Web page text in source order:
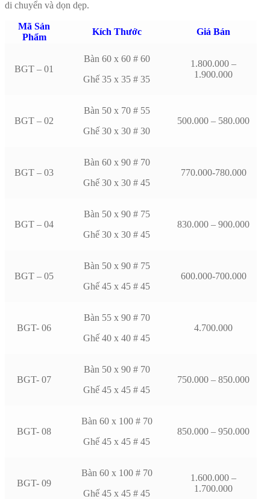
di chuyển và dọn dẹp.
Mã Sản
Phẩm
Kích Thước Giá Bán
BGT – 01
Bàn 60 x 60 # 60
Ghế 35 x 35 # 35
1.800.000 –
1.900.000
BGT – 02
Bàn 50 x 70 # 55
Ghế 30 x 30 # 30
500.000 – 580.000
BGT – 03
Bàn 60 x 90 # 70
Ghế 30 x 30 # 45
770.000-780.000
BGT – 04
Bàn 50 x 90 # 75
Ghế 30 x 30 # 45
830.000 – 900.000
BGT – 05
Bàn 50 x 90 # 75
Ghế 45 x 45 # 45
600.000-700.000
BGT- 06
Bàn 55 x 90 # 70
Ghế 40 x 40 # 45
4.700.000
BGT- 07
Bàn 50 x 90 # 70
Ghế 45 x 45 # 45
750.000 – 850.000
BGT- 08
Bàn 60 x 100 # 70
Ghế 45 x 45 # 45
850.000 – 950.000
BGT- 09
Bàn 60 x 100 # 70
Ghế 45 x 45 # 45
1.600.000 –
1.700.000